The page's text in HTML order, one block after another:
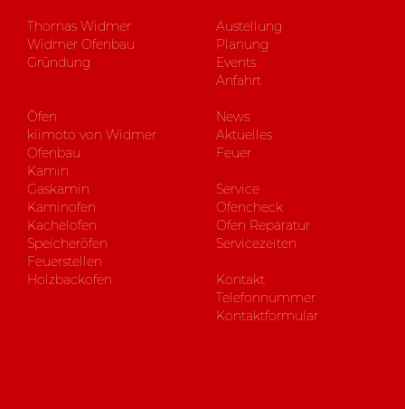
Thomas Widmer
Widmer Ofenbau
Gründung
Austellung
Planung
Events
Anfahrt
Öfen
kiimoto von Widmer
Ofenbau
Kamin
Gaskamin
Kaminofen
Kachelofen
Speicheröfen
Feuerstellen
Holzbackofen
News
Aktuelles
Feuer
Service
Ofencheck
Ofen Reparatur
Servicezeiten
Kontakt
Telefonnummer
Kontaktformular